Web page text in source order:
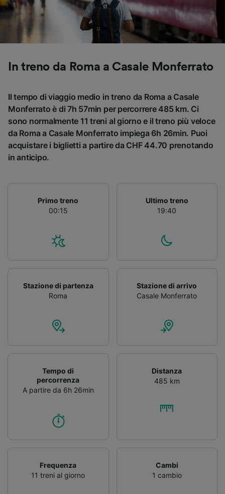
In treno da Roma a Casale Monferrato
Il tempo di viaggio medio in treno da Roma a Casale
Monferrato è di 7h 57min per percorrere 485 km. Ci
sono normalmente 11 treni al giorno e il treno più veloce
da Roma a Casale Monferrato impiega 6h 26min. Puoi
acquistare i biglietti a partire da CHF 44.70 prenotando
in anticipo.
Primo treno
00:15
Ultimo treno
19:40
Stazione di partenza
Roma
Stazione di arrivo
Casale Monferrato
Tempo di
percorrenza
A partire da 6h 26min
Distanza
485 km
Frequenza
11 treni al giorno
Cambi
1 cambio
Utilizzare dati di geolocalizzazione precisi.
Scansione attiva delle caratteristiche del
dispositivo ai fini dell’identificazione.
Archiviare informazioni su dispositivo e/o
personalizzati, misurazione delle prestazioni
dei contenuti e degli annunci, ricerche sul
Elenco dei partner (fornitori)